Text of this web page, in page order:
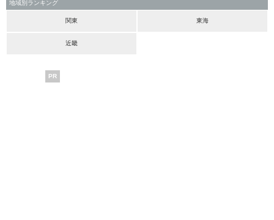
地域別ランキング
関東 東海
近畿
PR